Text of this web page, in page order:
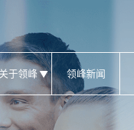
关于领峰 领峰新闻